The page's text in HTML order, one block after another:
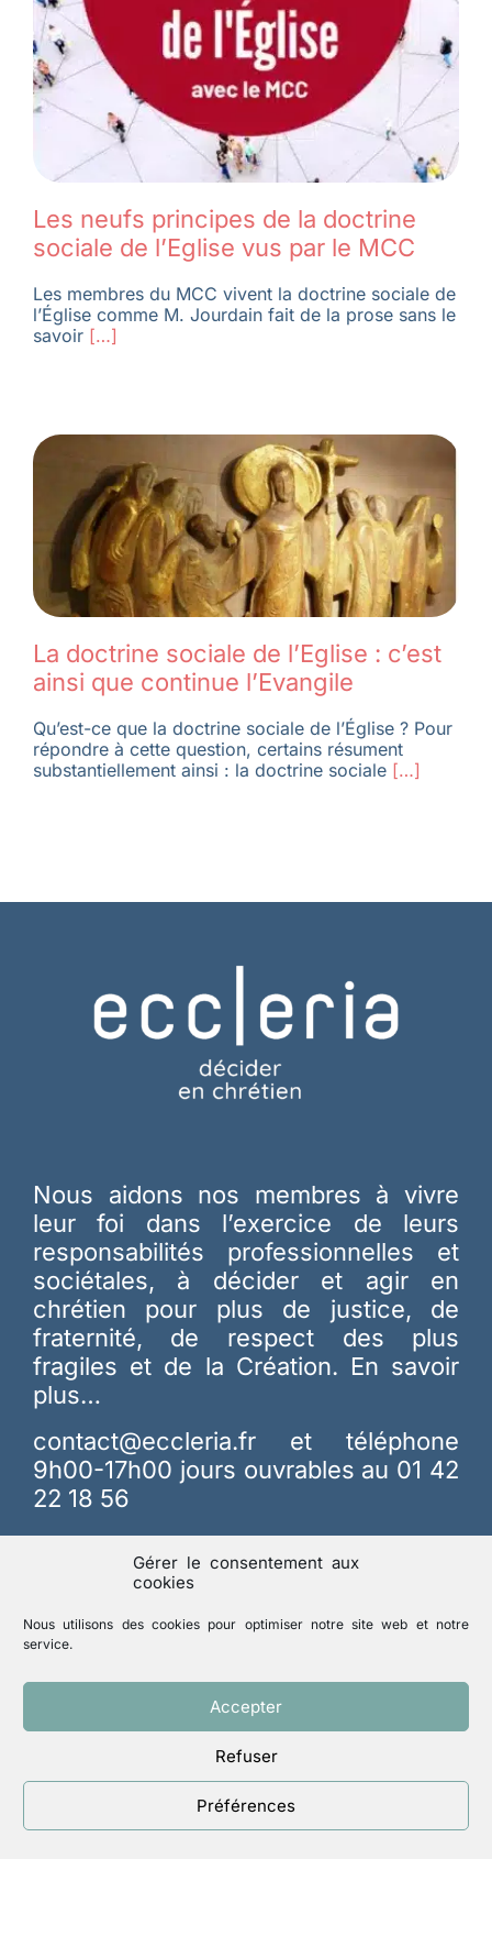
Gérer le consentement aux
cookies
Nous utilisons des cookies pour optimiser notre site web et notre
service.
Accepter
Refuser
Préférences
Les neufs principes de la doctrine
sociale de l’Eglise vus par le MCC
Les membres du MCC vivent la doctrine sociale de
l’Église comme M. Jourdain fait de la prose sans le
savoir[…]
La doctrine sociale de l’Eglise : c’est
ainsi que continue l’Evangile
Qu’est-ce que la doctrine sociale de l’Église ? Pour
répondre à cette question, certains résument
substantiellement ainsi : la doctrine sociale[…]
Nous aidons nos membres à vivre
leur foi dans l’exercice de leurs
responsabilités professionnelles et
sociétales, à décider et agir en
chrétien pour plus de justice, de
fraternité, de respect des plus
fragiles et de la Création. En savoir
plus…
contact@eccleria.fr et téléphone
9h00-17h00 jours ouvrables au 01 42
22 18 56
Menu
Accueil
Qui sommes-nous
Intéressés